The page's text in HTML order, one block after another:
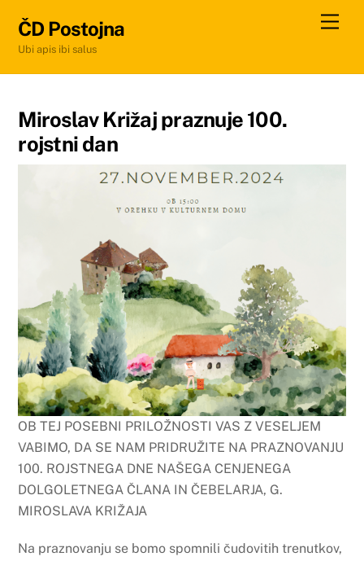
content
ČD Postojna
Ubi apis ibi salus
Miroslav Križaj praznuje 100.
rojstni dan
OB TEJ POSEBNI PRILOŽNOSTI VAS Z VESELJEM
VABIMO, DA SE NAM PRIDRUŽITE NA PRAZNOVANJU
100. ROJSTNEGA DNE NAŠEGA CENJENEGA
DOLGOLETNEGA ČLANA IN ČEBELARJA, G.
MIROSLAVA KRIŽAJA
Na praznovanju se bomo spomnili čudovitih trenutkov,